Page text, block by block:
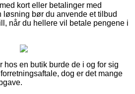
kort eller betalinger med
løsning bør du anvende et tilbud
når du hellere vil betale pengene i
hos en butik burde de i og for sig
dog er det mange